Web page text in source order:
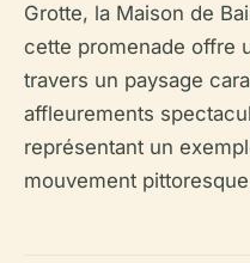
Grotte, la Maison de
cette promenade offre
travers un paysage
affleurements
représentant un
mouvement